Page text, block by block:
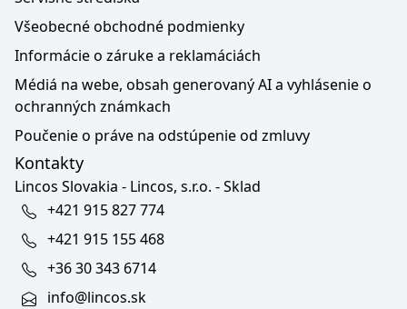
Všeobecné obchodné podmienky
Informácie o záruke a reklamáciách
Médiá na webe, obsah generovaný AI a vyhlásenie o
ochranných známkach
Poučenie o práve na odstúpenie od zmluvy
Kontakty
Lincos Slovakia - Lincos, s.r.o. - Sklad
+421 915 827 774
+421 915 155 468
+36 30 343 6714
info@lincos.sk